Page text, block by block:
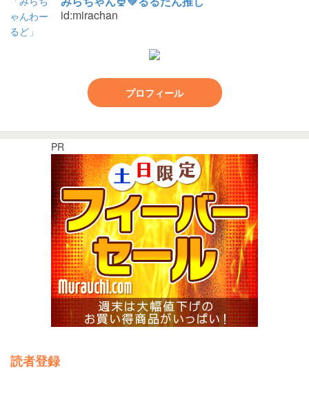
id:mirachan
プロフィール
PR
読者登録